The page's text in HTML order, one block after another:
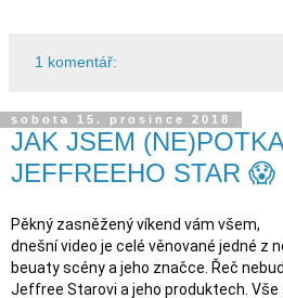
1 komentář:
sobota 15. prosince 2018
JAK JSEM
JEFFREEHO STAR 😱
Pěkný zasněžený víkend vám všem,
dnešní video je celé věnované jedné z
beuaty scény a jeho značce. Řeč
Jeffree Starovi a jeho produktech.